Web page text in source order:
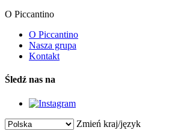
O Piccantino
O Piccantino
Nasza grupa
Kontakt
Śledź nas na
Zmień kraj/język